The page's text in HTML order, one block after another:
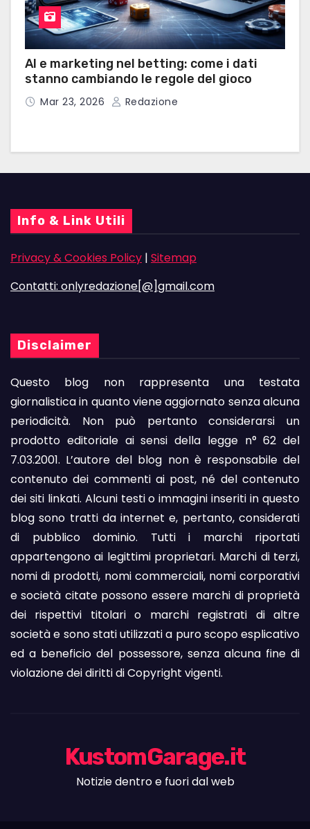
AI e marketing nel betting: come i dati
stanno cambiando le regole del gioco
Mar 23, 2026 Redazione
Info & Link Utili
Privacy & Cookies Policy | Sitemap
Contatti: onlyredazione[@]gmail.com
Disclaimer
Questo blog non rappresenta una testata
giornalistica in quanto viene aggiornato senza alcuna
periodicità. Non può pertanto considerarsi un
prodotto editoriale ai sensi della legge n° 62 del
7.03.2001. L’autore del blog non è responsabile del
contenuto dei commenti ai post, né del contenuto
dei siti linkati. Alcuni testi o immagini inseriti in questo
blog sono tratti da internet e, pertanto, considerati
di pubblico dominio. Tutti i marchi riportati
appartengono ai legittimi proprietari. Marchi di terzi,
nomi di prodotti, nomi commerciali, nomi corporativi
e società citate possono essere marchi di proprietà
dei rispettivi titolari o marchi registrati di altre
società e sono stati utilizzati a puro scopo esplicativo
ed a beneficio del possessore, senza alcuna fine di
violazione dei diritti di Copyright vigenti.
KustomGarage.it
Notizie dentro e fuori dal web